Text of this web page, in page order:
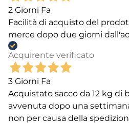
2 Giorni Fa
Facilità di acquisto del
merce dopo due giorni
Acquirente verificato
3 Giorni Fa
Acquistato sacco da 12 kg di
avvenuta dopo una
non per causa della